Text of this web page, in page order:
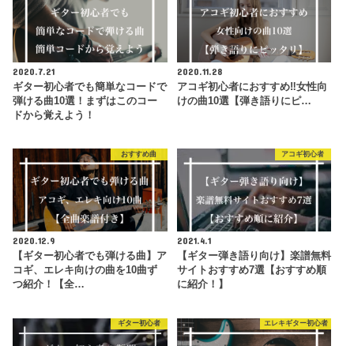
2020.7.21
ギター初心者でも簡単なコードで
弾ける曲10選！まずはこのコー
ドから覚えよう！
2020.11.28
アコギ初心者におすすめ‼︎女性向
けの曲10選【弾き語りにピ…
おすすめ曲
2020.12.9
【ギター初心者でも弾ける曲】ア
コギ、エレキ向けの曲を10曲ず
つ紹介！【全…
アコギ初心者
2021.4.1
【ギター弾き語り向け】楽譜無料
サイトおすすめ7選【おすすめ順
に紹介！】
ギター初心者 エレキギター初心者